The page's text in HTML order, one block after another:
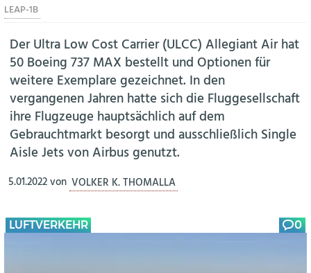
BERUFE
AERO-KULTUR
LEAP-1B
Der Ultra Low Cost Carrier (ULCC) Allegiant Air hat
50 Boeing 737 MAX bestellt und Optionen für
weitere Exemplare gezeichnet. In den
vergangenen Jahren hatte sich die Fluggesellschaft
ihre Flugzeuge hauptsächlich auf dem
Gebrauchtmarkt besorgt und ausschließlich Single
Aisle Jets von Airbus genutzt.
5.01.2022von VOLKER K. THOMALLA
LUFTVERKEHR 0